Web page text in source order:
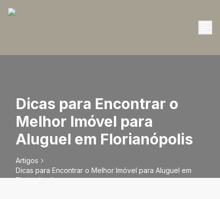
Dicas para Encontrar o
Melhor Imóvel para
Aluguel em Florianópolis
Artigos
Dicas para Encontrar o Melhor Imóvel para Aluguel em
Florianópolis